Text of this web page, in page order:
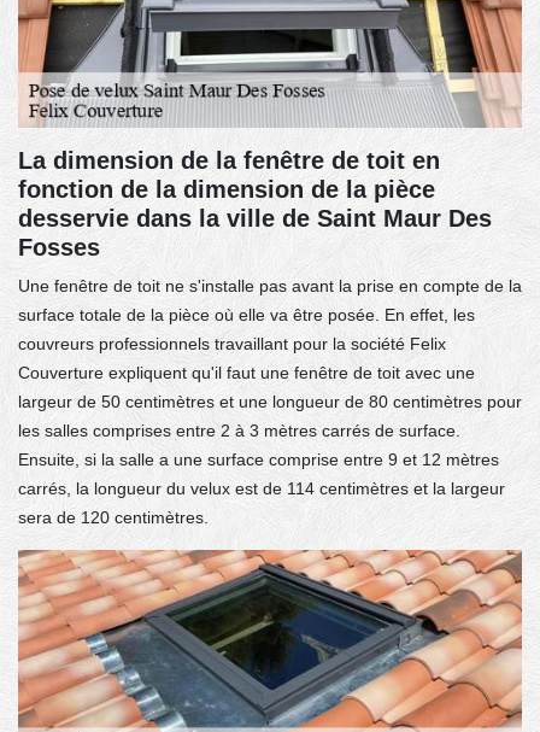
La dimension de la fenêtre de toit en
fonction de la dimension de la pièce
desservie dans la ville de Saint Maur Des
Fosses
Une fenêtre de toit ne s'installe pas avant la prise en compte de la
surface totale de la pièce où elle va être posée. En effet, les
couvreurs professionnels travaillant pour la société Felix
Couverture expliquent qu'il faut une fenêtre de toit avec une
largeur de 50 centimètres et une longueur de 80 centimètres pour
les salles comprises entre 2 à 3 mètres carrés de surface.
Ensuite, si la salle a une surface comprise entre 9 et 12 mètres
carrés, la longueur du velux est de 114 centimètres et la largeur
sera de 120 centimètres.